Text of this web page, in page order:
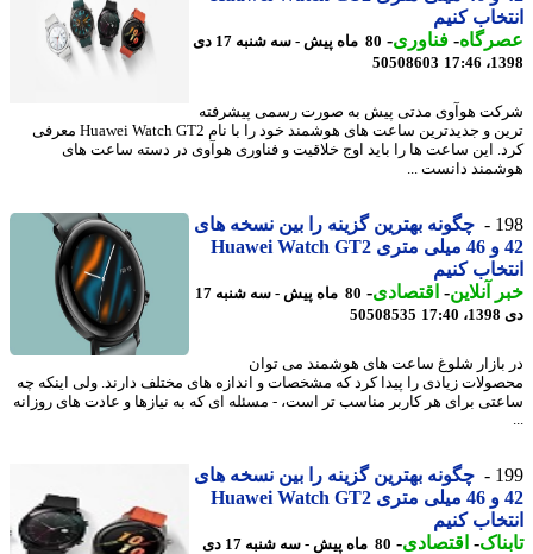
کنیم
-فناوری-
80 ماه پیش - سه شنبه 17 دی
50508603
هوآوی مدتی پیش به صورت رسمی پیشرفته
ترین و جدیدترین ساعت های هوشمند خود را با نام Huawei Watch GT2 معرفی
این ساعت ها را باید اوج خلاقیت و فناوری هوآوی در دسته ساعت های
دانست ...
چگونه بهترین گزینه را بین نسخه های
42 و 46 میلی متری Huawei Watch GT2
کنیم
آنلاین-اقتصادی-
80 ماه پیش - سه شنبه 17
50508535
شلوغ ساعت های هوشمند می توان
زیادی را پیدا کرد که مشخصات و اندازه های مختلف دارند. ولی اینکه چه
برای هر کاربر مناسب تر است، - مسئله ای که به نیازها و عادت های روزانه
چگونه بهترین گزینه را بین نسخه های
42 و 46 میلی متری Huawei Watch GT2
کنیم
-اقتصادی-
80 ماه پیش - سه شنبه 17 دی